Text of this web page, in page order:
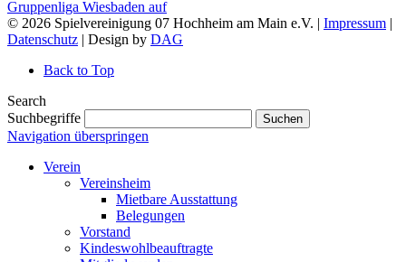
Gruppenliga Wiesbaden auf
© 2026 Spielvereinigung 07 Hochheim am Main e.V. | Impressum |
Datenschutz | Design by DAG
Back to Top
Search
Suchbegriffe
Suchen
Navigation überspringen
Verein
Vereinsheim
Mietbare Ausstattung
Belegungen
Vorstand
Kindeswohlbeauftragte